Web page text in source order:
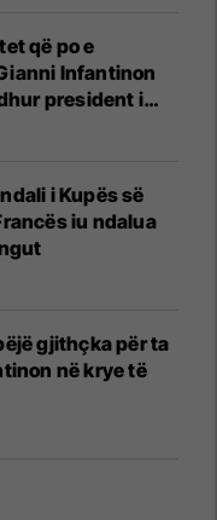
që po e
Infantinon
president i
i Kupës së
iu ndalua
gjithçka për ta
në krye të